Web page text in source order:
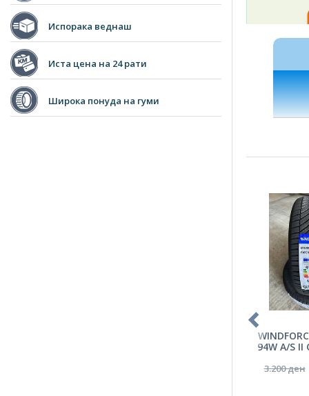
Испорака веднаш
Иста цена на 24 рати
Широка понуда на гуми
94W A/S II
3.200 ден